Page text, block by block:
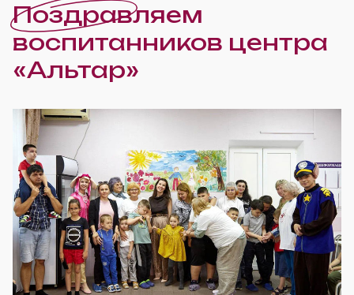
Поздравляем
воспитанников центра
«Альтар»